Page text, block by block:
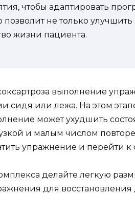
чтобы адаптировать
позволит не только
жизни пациента.
выполнение
сидя или лежа. На этом
может ухудшить
и малым числом
упражнение и перейти
делайте легкую
для восстановления